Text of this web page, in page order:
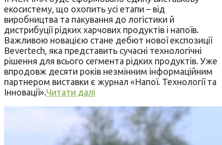
екосистему, що охопить усі етапи – від
виробництва та пакування до логістики й
дистрибуції рідких харчових продуктів і напоїв.
Важливою новацією стане дебют нової експозиції
Bevertech, яка представить сучасні технологічні
рішення для всього сегмента рідких продуктів. Уже
впродовж десяти років незмінним інформаційним
партнером виставки є журнал «Напої. Технології та
Інновації».Читати далі